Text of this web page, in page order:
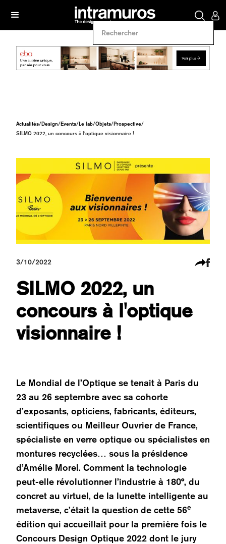
Actualités/Design/Events/Le lab/Objets/Prospective/
SILMO 2022, un concours à l'optique visionnaire !
3/10/2022
SILMO 2022, un
concours à l'optique
visionnaire !
Le Mondial de l’Optique se tenait à Paris du
23 au 26 septembre avec sa cohorte
d’exposants, opticiens, fabricants, éditeurs,
scientifiques ou Meilleur Ouvrier de France,
spécialiste en verre optique ou spécialistes en
montures recyclées… sous la présidence
d’Amélie Morel. Comment la technologie
peut-elle révolutionner l’industrie à 180°, du
concret au virtuel, de la lunette intelligente au
metaverse, c’était la question de cette 56e
édition qui accueillait pour la première fois le
Concours Design Optique 2022 dont le jury